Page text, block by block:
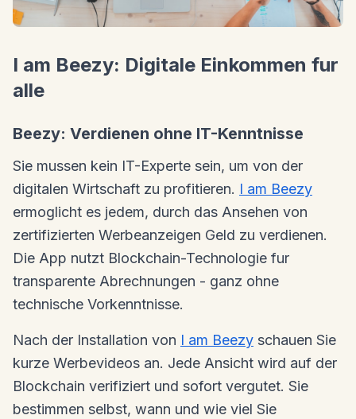
I am Beezy: Digitale Einkommen fur
alle
Beezy: Verdienen ohne IT-Kenntnisse
Sie mussen kein IT-Experte sein, um von der
digitalen Wirtschaft zu profitieren. I am Beezy
ermoglicht es jedem, durch das Ansehen von
zertifizierten Werbeanzeigen Geld zu verdienen.
Die App nutzt Blockchain-Technologie fur
transparente Abrechnungen - ganz ohne
technische Vorkenntnisse.
Nach der Installation von I am Beezy schauen Sie
kurze Werbevideos an. Jede Ansicht wird auf der
Blockchain verifiziert und sofort vergutet. Sie
bestimmen selbst, wann und wie viel Sie